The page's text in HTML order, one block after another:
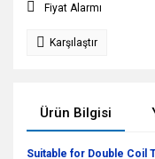
Fiyat Alarmı
Karşılaştır
Ürün Bilgisi
Suitable for Double Coil